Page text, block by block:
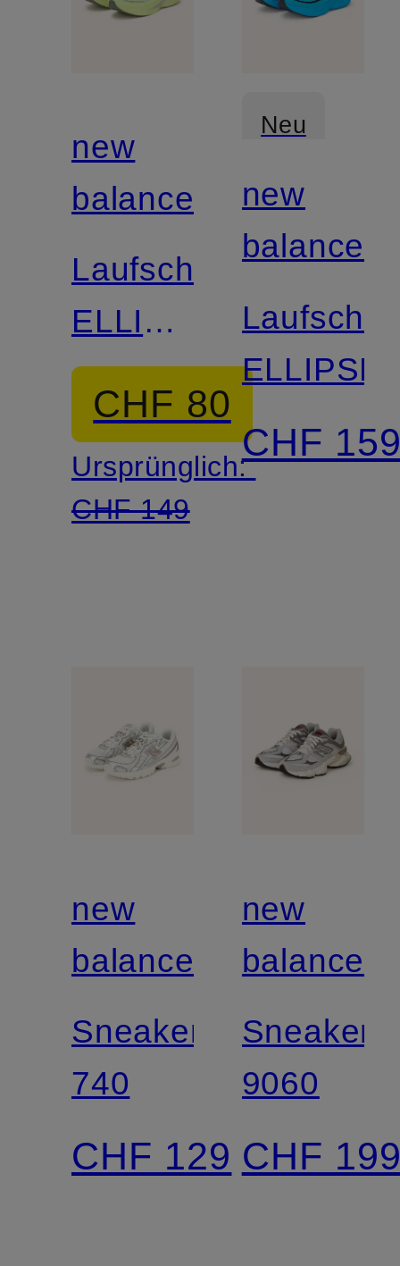
new
balance
Laufschuhe
ELLIPSE
V1
CHF 80
Ursprünglich:
CHF 149
Neu
new
balance
ELLIPSE
CHF
new
balance
Sneaker
740
CHF 129
new
balance
Sneaker
9060
CHF